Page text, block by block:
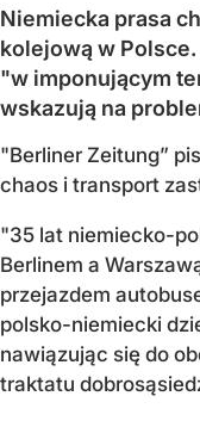
Niemiecka prasa
kolejową w
"w imponującym
wskazują na
"Berliner Zeitung”
chaos i transport
"35 lat niemiecko-
Berlinem a
przejazdem
polsko-niemiecki
nawiązując się do
traktatu